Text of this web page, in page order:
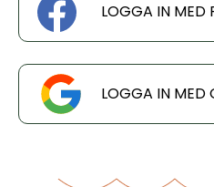
LOGGA IN MED
LOGGA IN MED